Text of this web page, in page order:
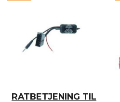
RATBETJENING TIL